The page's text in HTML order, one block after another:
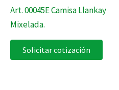
Art. 00045E Camisa Llankay
Mixelada.
Solicitar cotización